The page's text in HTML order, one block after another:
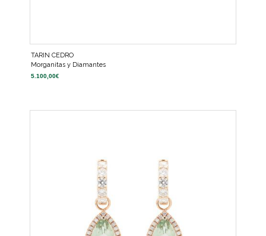
TARIN CEDRO
Morganitas y Diamantes
5.100,00€